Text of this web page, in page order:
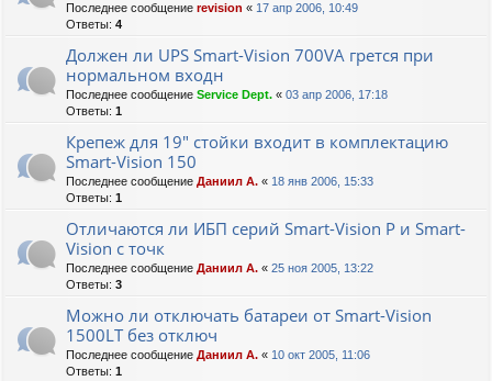
Последнее сообщение revision « 17 апр 2006, 10:49
Ответы: 4
Должен ли UPS Smart-Vision 700VA грется при
нормальном входн
Последнее сообщение Service Dept. « 03 апр 2006, 17:18
Ответы: 1
Крепеж для 19" стойки входит в комплектацию
Smart-Vision 150
Последнее сообщение Даниил А. « 18 янв 2006, 15:33
Ответы: 1
Отличаются ли ИБП серий Smart-Vision Р и Smart-
Vision с точк
Последнее сообщение Даниил А. « 25 ноя 2005, 13:22
Ответы: 3
Можно ли отключать батареи от Smart-Vision
1500LT без отключ
Последнее сообщение Даниил А. « 10 окт 2005, 11:06
Ответы: 1